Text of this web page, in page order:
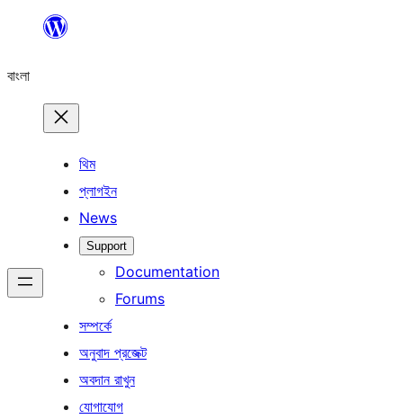
যান
বাংলা
থিম
প্লাগইন
News
Support
Documentation
Forums
সম্পর্কে
অনুবাদ প্রজেক্ট
অবদান রাখুন
যোগাযোগ